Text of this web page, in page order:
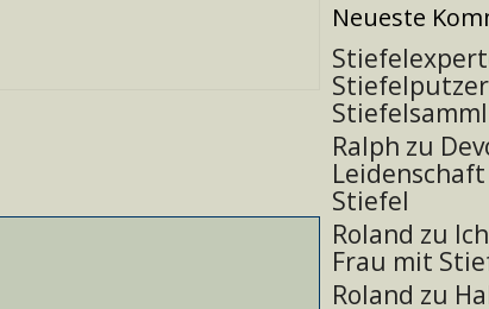
Neueste
Ralph zu
Stiefel
Roland zu
Frau mit
Roland zu